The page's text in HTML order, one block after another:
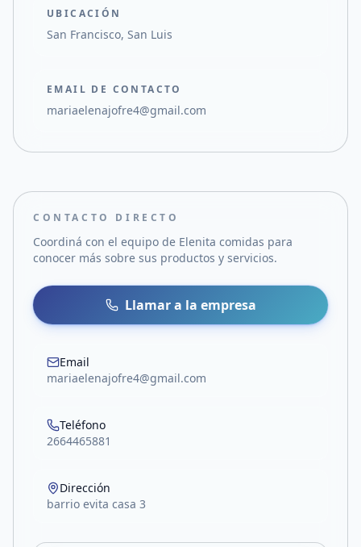
UBICACIÓN
San Francisco, San Luis
EMAIL DE CONTACTO
mariaelenajofre4@gmail.com
CONTACTO DIRECTO
Coordiná con el equipo de Elenita comidas para
conocer más sobre sus productos y servicios.
Llamar a la empresa
Email
mariaelenajofre4@gmail.com
Teléfono
2664465881
Dirección
barrio evita casa 3